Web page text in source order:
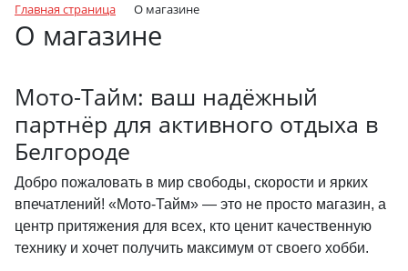
Главная страница О магазине
О магазине
Мото-Тайм: ваш надёжный
партнёр для активного отдыха в
Белгороде
Добро пожаловать в мир свободы, скорости и ярких
впечатлений! «Мото-Тайм» — это не просто магазин, а
центр притяжения для всех, кто ценит качественную
технику и хочет получить максимум от своего хобби.